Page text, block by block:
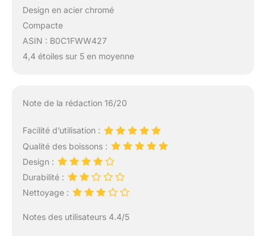
Design en acier chromé
Compacte
ASIN : B0C1FWW427
4,4 étoiles sur 5 en moyenne
Note de la rédaction 16/20
Facilité d’utilisation :
Qualité des boissons :
Design :
Durabilité :
Nettoyage :
Notes des utilisateurs 4.4/5